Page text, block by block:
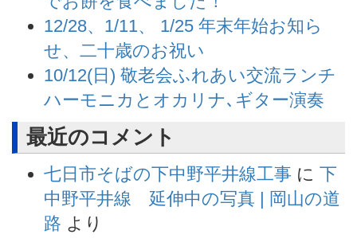
12/28、1/11、 1/25 年末年始お知ら
せ、二十歳のお祝い
10/12(日) 敬老会ふれあい交流ランチ
ハーモニカとオカリナ､ギター演奏
最近のコメント
七日市そばの下中野平井線工事 に 下
中野平井線 延伸中の写真 | 岡山の道
路 より